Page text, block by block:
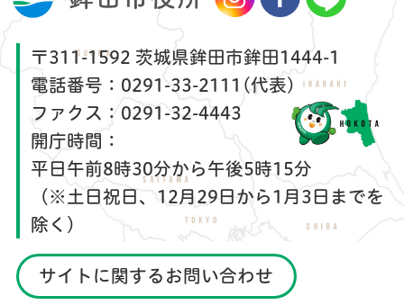
〒311-1592 茨城県鉾田市鉾田1444-1
電話番号： 0291-33-2111(代表)
ファクス： 0291-32-4443
開庁時間：
平日午前8時30分から午後5時15分
（※土日祝日、12月29日から1月3日までを
除く）
サイトに関するお問い合わせ